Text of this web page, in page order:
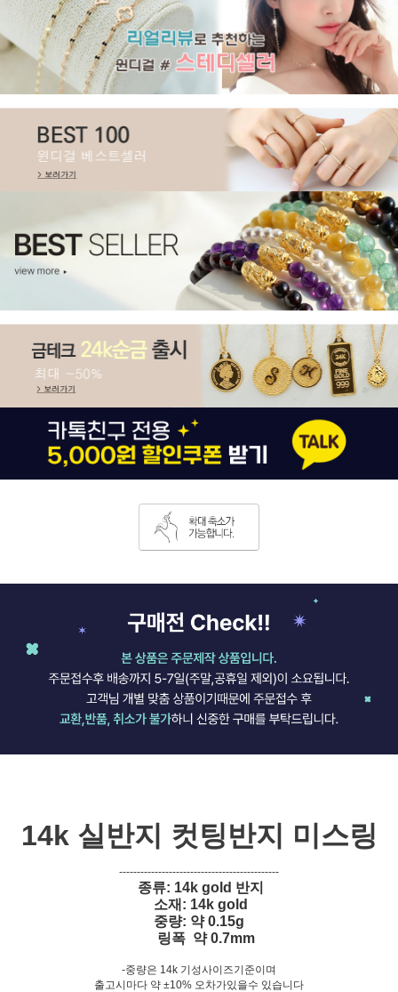
14k 실반지 컷팅반지 미스링
---------------------------------------------
종류: 14k gold 반지
소재: 14k gold
중량: 약 0.15g
링폭 약 0.7mm
-중량은 14k 기성사이즈기준이며
출고시마다 약 ±10% 오차가있을수 있습니다